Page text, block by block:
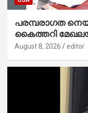
പരമ്പരാഗത
കൈത്തറി
സാധ്യമാക്കും :
August 8, 2026 editor